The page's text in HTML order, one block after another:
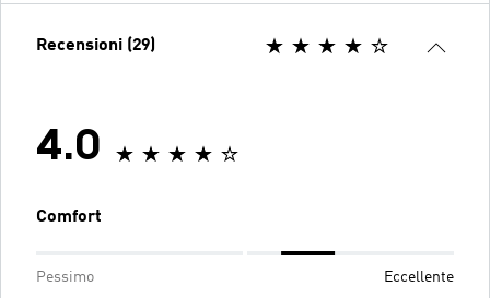
Recensioni (29)
4.0
Comfort
Pessimo Eccellente